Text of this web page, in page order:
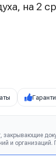
на 2
закрывающие
и организаций.